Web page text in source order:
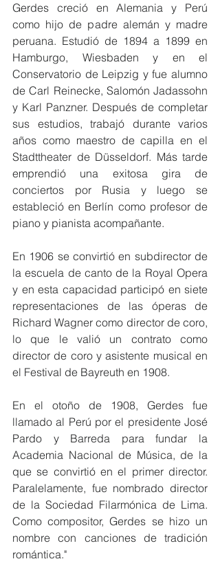
Gerdes creció en Alemania y Perú
como hijo de padre alemán y madre
peruana. Estudió de 1894 a 1899 en
Hamburgo, Wiesbaden y en el
Conservatorio de Leipzig y fue alumno
de Carl Reinecke, Salomón Jadassohn
y Karl Panzner. Después de completar
sus estudios, trabajó durante varios
años como maestro de capilla en el
Stadttheater de Düsseldorf. Más tarde
emprendió una exitosa gira de
conciertos por Rusia y luego se
estableció en Berlín como profesor de
piano y pianista acompañante.
En 1906 se convirtió en subdirector de
la escuela de canto de la Royal Opera
y en esta capacidad participó en siete
representaciones de las óperas de
Richard Wagner como director de coro,
lo que le valió un contrato como
director de coro y asistente musical en
el Festival de Bayreuth en 1908.
En el otoño de 1908, Gerdes fue
llamado al Perú por el presidente José
Pardo y Barreda para fundar la
Academia Nacional de Música, de la
que se convirtió en el primer director.
Paralelamente, fue nombrado director
de la Sociedad Filarmónica de Lima.
Como compositor, Gerdes se hizo un
nombre con canciones de tradición
romántica."